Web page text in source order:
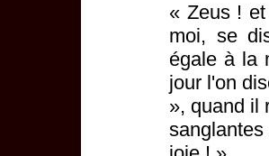
« Zeus !
moi, se
égale à la
jour l'on
», quand il